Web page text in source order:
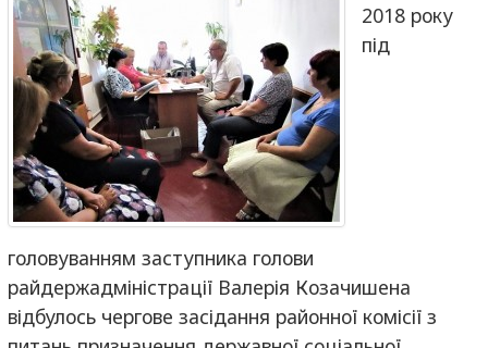
2018 року
під
головуванням заступника голови
райдержадміністрації Валерія Козачишена
відбулось чергове засідання районної комісії з